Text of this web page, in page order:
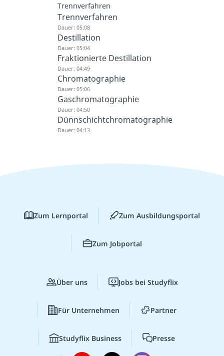
Trennverfahren
Trennverfahren
Dauer: 05:08
Destillation
Dauer: 05:04
Fraktionierte Destillation
Dauer: 04:49
Chromatographie
Dauer: 05:06
Gaschromatographie
Dauer: 04:50
Dünnschichtchromatographie
Dauer: 04:13
Zum Lernportal Zum Ausbildungsportal
Zum Jobportal
Über uns Jobs bei Studyflix
Für Unternehmen Partner
Studyflix Business Presse